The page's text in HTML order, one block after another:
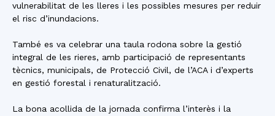
vulnerabilitat de les lleres i les possibles mesures per reduir
el risc d’inundacions.
També es va celebrar una taula rodona sobre la gestió
integral de les rieres, amb participació de representants
tècnics, municipals, de Protecció Civil, de l’ACA i d’experts
en gestió forestal i renaturalització.
La bona acollida de la jornada confirma l’interès i la